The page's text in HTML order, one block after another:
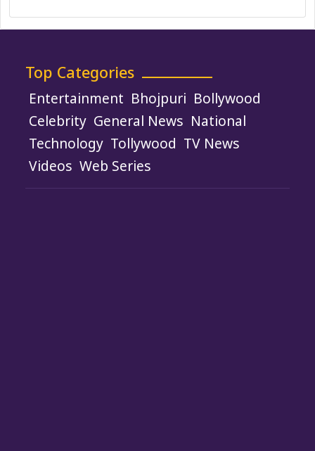
Top Categories
Entertainment Bhojpuri Bollywood
Celebrity General News National
Technology Tollywood TV News
Videos Web Series